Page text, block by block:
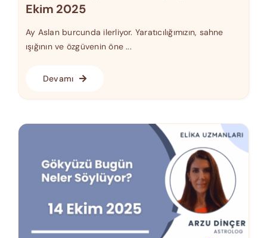
Ekim 2025
Ay Aslan burcunda ilerliyor. Yaratıcılığımızın, sahne
ışığının ve özgüvenin öne ...
Devamı